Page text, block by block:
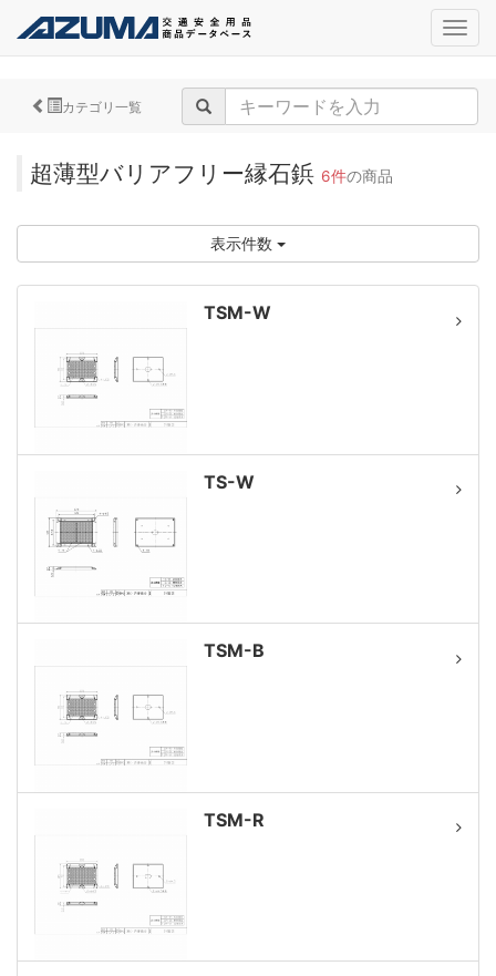
カテゴリ一覧
超薄型バリアフリー縁石鋲 6件の商品
表示件数
TSM-W
TS-W
TSM-B
TSM-R